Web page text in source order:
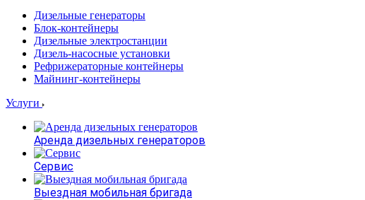
Дизельные генераторы
Блок-контейнеры
Дизельные электростанции
Дизель-насосные установки
Рефрижераторные контейнеры
Майнинг-контейнеры
Услуги
Аренда дизельных генераторов
Сервис
Выездная мобильная бригада